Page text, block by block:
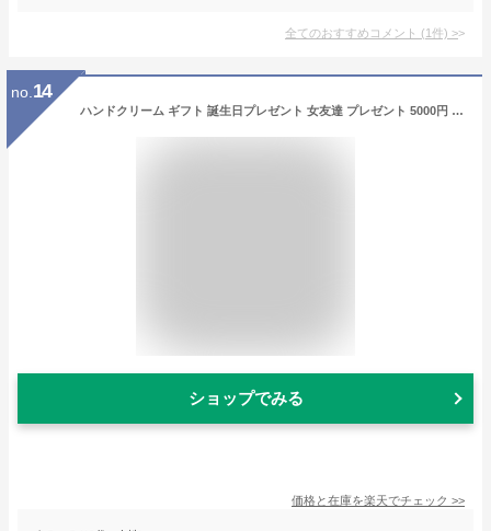
全てのおすすめコメント (1件) >
no. 14
ハンドクリーム ギフト 誕生日プレゼント 女友達 プレゼント 5000円 金木犀 【 ＆ バスタブレット ギフトセット 】 冬ギフト 退職祝い 誕生日 女性 30代 20代 プチギフト 母 60代 UVカット 日焼け止め お祝い 贈り物 乾燥 美容 バスタイム FLEGRE 母の日
ショップでみる
価格と在庫を楽天でチェック >>